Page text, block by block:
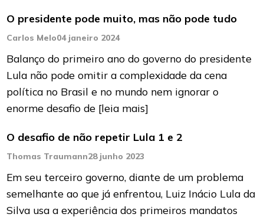
O presidente pode muito, mas não pode tudo
Carlos Melo04 janeiro 2024
Balanço do primeiro ano do governo do presidente
Lula não pode omitir a complexidade da cena
política no Brasil e no mundo nem ignorar o
enorme desafio de [leia mais]
O desafio de não repetir Lula 1 e 2
Thomas Traumann28 junho 2023
Em seu terceiro governo, diante de um problema
semelhante ao que já enfrentou, Luiz Inácio Lula da
Silva usa a experiência dos primeiros mandatos